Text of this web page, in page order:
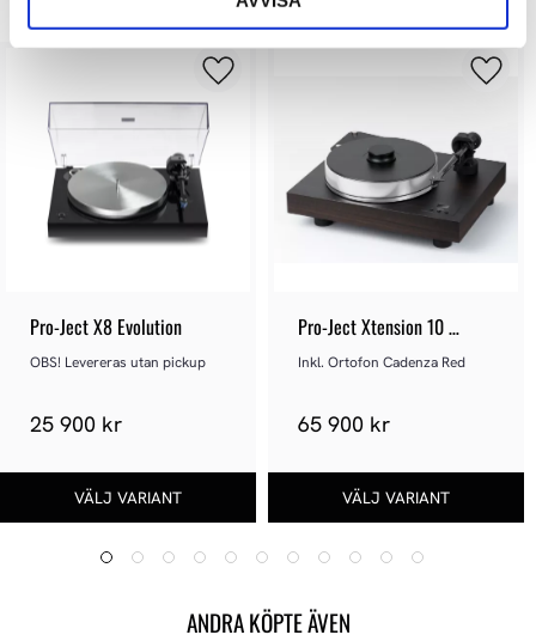
Pro-Ject X8 Evolution
OBS! Levereras utan pickup
25 900 kr
Pro-Ject Xtension 10
Evolution - SuperPack
Inkl. Ortofon Cadenza Red
65 900 kr
ANDRA KÖPTE ÄVEN